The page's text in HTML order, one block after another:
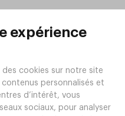
HT/lot de 12